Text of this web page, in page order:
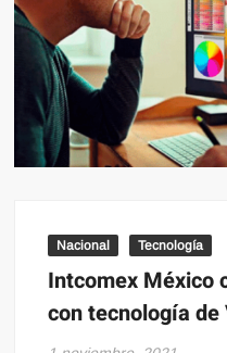
Nacional Tecnología
Intcomex México
con tecnología de